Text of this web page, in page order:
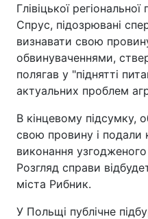
Глівіцької
Спрус, підозрювані
визнавати свою
обвинуваченнями,
полягав у "піднятті
актуальних проблем
В кінцевому підсумку,
свою провину і подали
виконання
Розгляд справи
міста Рибник.
У Польщі публічне